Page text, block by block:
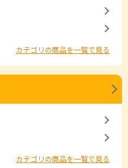
カテゴリの商品を一覧で見る
カテゴリの商品を一覧で見る